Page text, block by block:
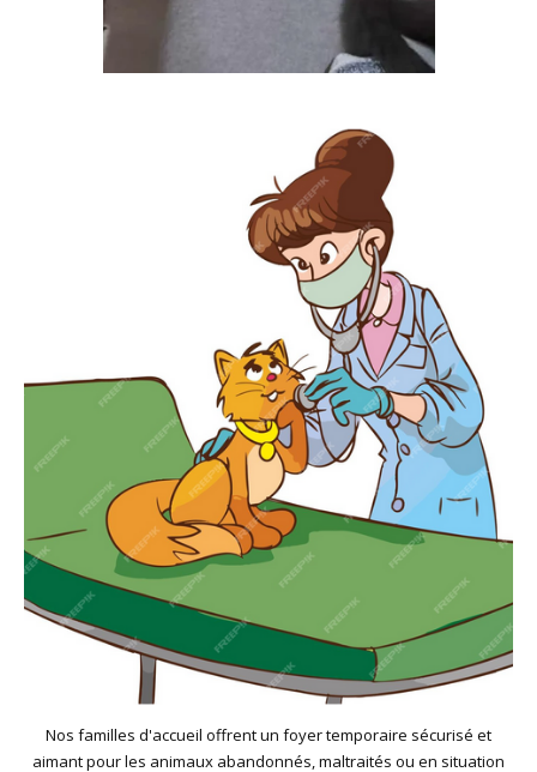
Nos familles d'accueil offrent un foyer temporaire sécurisé et
aimant pour les animaux abandonnés, maltraités ou en situation